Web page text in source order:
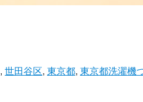
, 世田谷区, 東京都, 東京都洗濯機